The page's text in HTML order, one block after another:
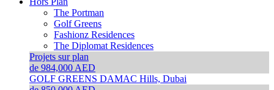
The Portman
Golf Greens
Fashionz Residences
The Diplomat Residences
Projets sur plan
de 984,000 AED
GOLF GREENS DAMAC Hills, Dubai